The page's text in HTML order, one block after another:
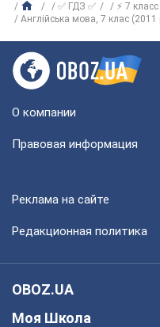
✅ ГДЗ ✅ ⚡ 7 класс
Англійська мова, 7 клас (2011
О компании
Правовая информация
Реклама на сайте
Редакционная политика
OBOZ.UA
Моя Школа